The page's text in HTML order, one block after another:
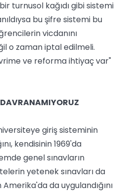
turnusol kağıdı gibi sistemi
bu şifre sistemi bu
vicdanını
o zaman iptal edilmeli.
ve reforma ihtiyaç var"
giriş sisteminin
kendisinin 1969'da
genel sınavların
yetenek sınavları da
da uygulandığını